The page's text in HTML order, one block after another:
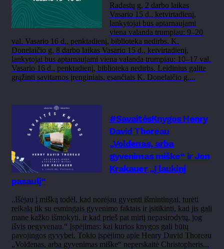
Radastų g. 2 darbo laikas
Vasario 15 d., ketvirtadienį,
lankytojai bus aptarnaujami
viena valanda trumpiau: 9–20
val. Vasario 16 d., penktadienį, biblioteka nedirbs. K.
Donelaičio g. 8 darbo laikas Vasario 15 d., ketvirtadienį,
lankytojai bus aptarnaujami viena valanda trumpiau: 10–17 val.
Vasario 16 d., penktadienį, biblioteka nedirbs. Leidinius galite
grąžinti savitarnos įrenginiais, esančiais K. Donelaičio g....
#SavaitėsKnygos Henry
David Thoreau
„Voldenas, arba
gyvenimas miške“ ir Jon
Krakauer „Į laukinį
pasaulį“
„Išėjau į mišką todėl, kad norėjau gyventi išmintingai, turėti
reikalą tik su esmingais gyvenimo faktais ir įsitikinti, kad jis gali
mane kažko išmokyti, ir kad prieš pat mirtį nepasirodytų, jog
išvis negyvenau.“ Įspėjimas: kai kurios knygos gali būtų
pavojingos gyvybei. Tokio įspėjimo apie Henry David Thoreau
„Voldenas, arba gyvenimas miške“ neperskaitė Christopheris...